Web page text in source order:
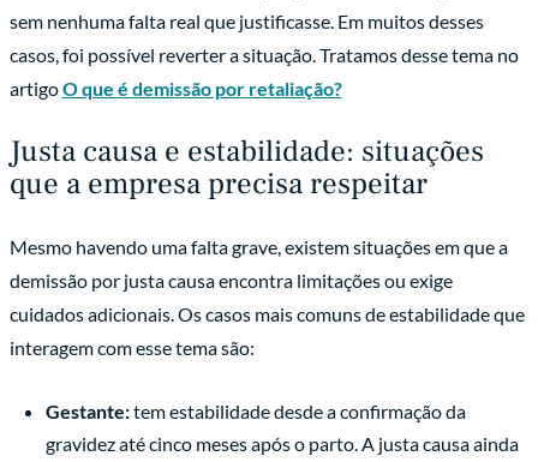
sem nenhuma falta real que justificasse. Em muitos desses
casos, foi possível reverter a situação. Tratamos desse tema no
artigoO que é demissão por retaliação?
Justa causa e estabilidade: situações
que a empresa precisa respeitar
Mesmo havendo uma falta grave, existem situações em que a
demissão por justa causa encontra limitações ou exige
cuidados adicionais. Os casos mais comuns de estabilidade que
interagem com esse tema são:
Gestante:tem estabilidade desde a confirmação da
gravidez até cinco meses após o parto. A justa causa ainda